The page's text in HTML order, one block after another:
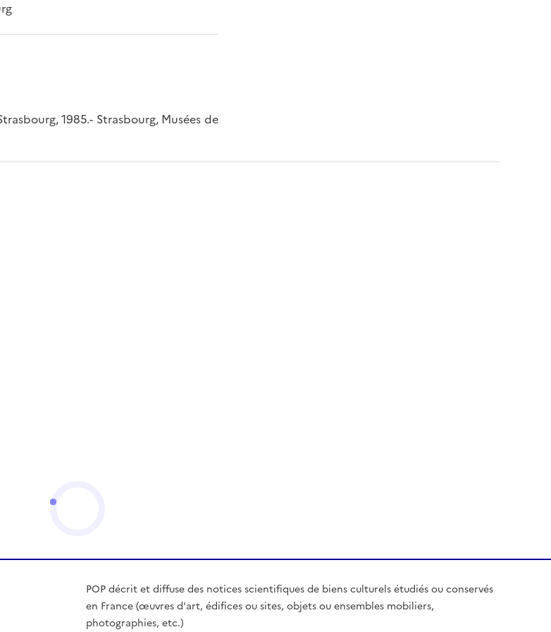
1985.- Strasbourg, Musées de
POP décrit et diffuse des notices scientifiques de biens culturels étudiés ou conservés
en France (œuvres d'art, édifices ou sites, objets ou ensembles mobiliers,
photographies, etc.)